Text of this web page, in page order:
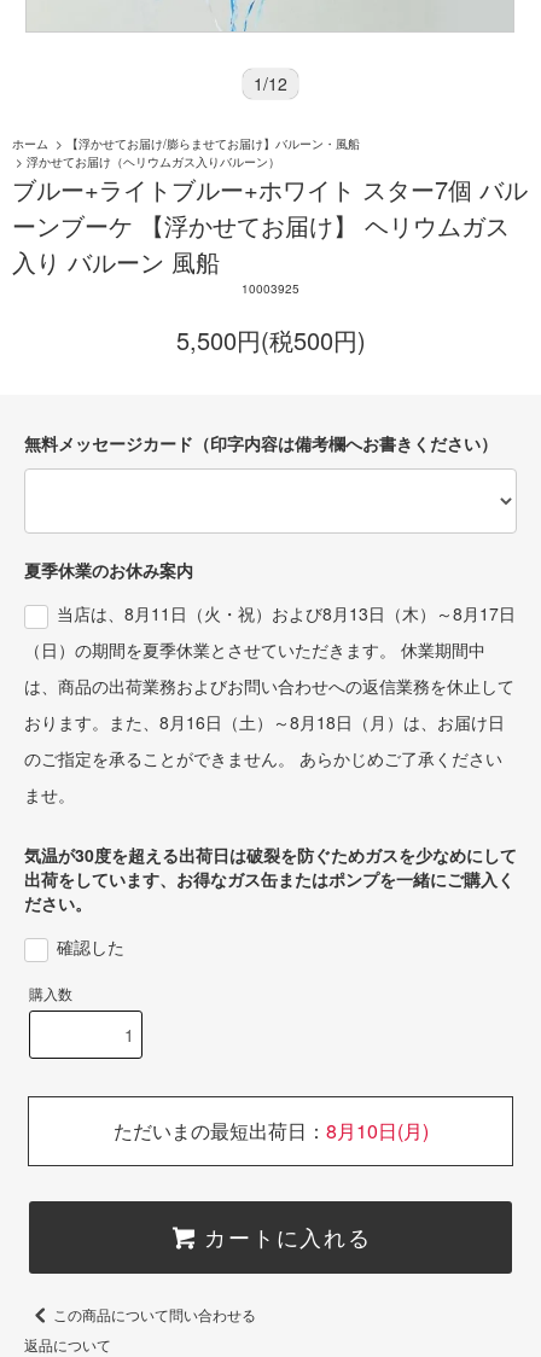
1/12
ホーム >
【浮かせてお届け/膨らませてお届け】バルーン・風船
> 浮かせてお届け（ヘリウムガス入りバルーン）
ブルー+ライトブルー+ホワイト スター7個 バル
ーンブーケ 【浮かせてお届け】 ヘリウムガス
入り バルーン 風船
10003925
5,500円(税500円)
無料メッセージカード（印字内容は備考欄へお書きください）
夏季休業のお休み案内
当店は、8月11日（火・祝）および8月13日（木）～8月17日
（日）の期間を夏季休業とさせていただきます。 休業期間中
は、商品の出荷業務およびお問い合わせへの返信業務を休止して
おります。また、8月16日（土）～8月18日（月）は、お届け日
のご指定を承ることができません。 あらかじめご了承ください
ませ。
気温が30度を超える出荷日は破裂を防ぐためガスを少なめにして
出荷をしています、お得なガス缶またはポンプを一緒にご購入く
ださい。
確認した
購入数
ただいまの最短出荷日： 8月10日(月)
カートに入れる
この商品について問い合わせる
返品について